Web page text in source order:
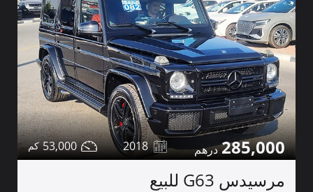
285,000
2018
53,000
مرسيدس G63 للبيع